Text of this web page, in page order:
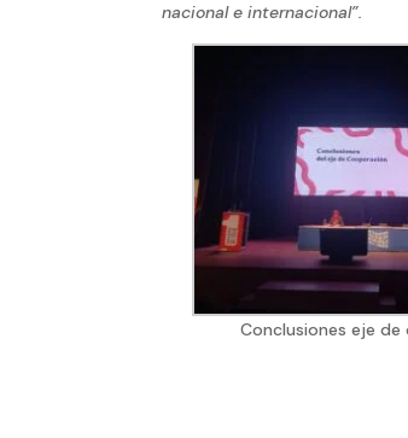
nacional e internacional”.
Conclusiones eje